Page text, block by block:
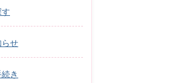
せ
き